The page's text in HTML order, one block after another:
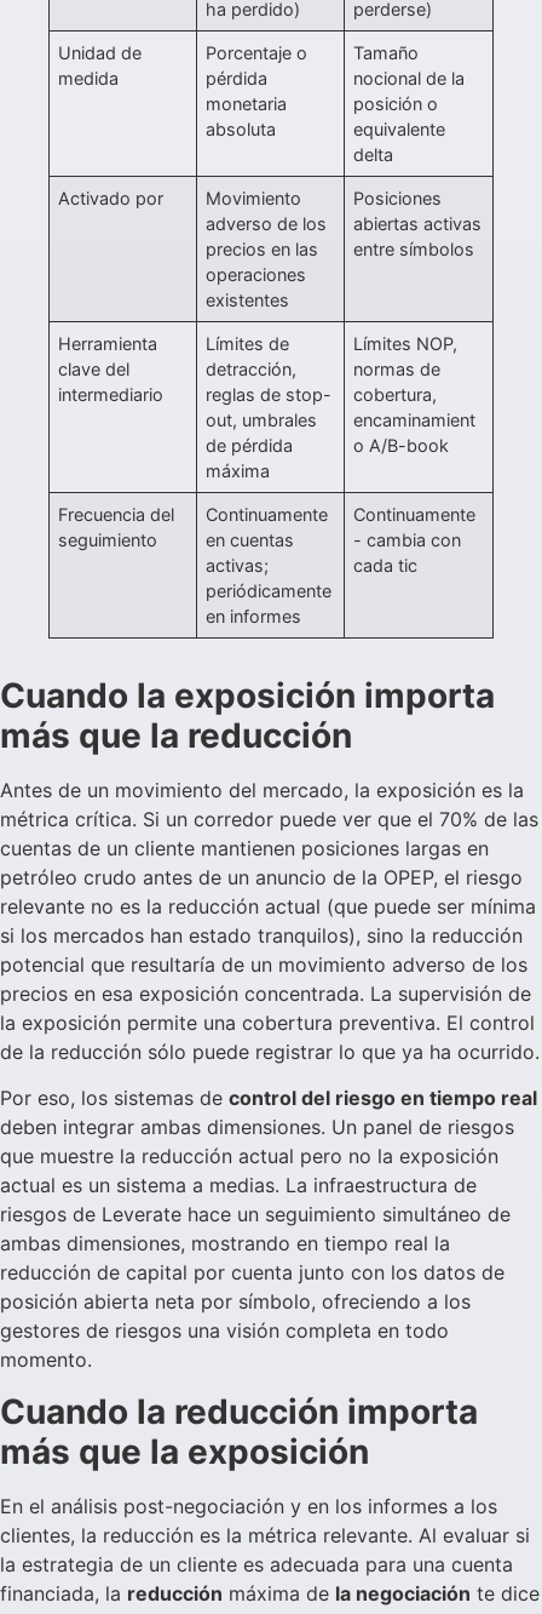
ha perdido)
perderse)
Unidad de
medida
Porcentaje o
pérdida
monetaria
absoluta
Tamaño
nocional de la
posición o
equivalente
delta
Activado por
Movimiento
adverso de los
precios en las
operaciones
existentes
Posiciones
abiertas activas
entre símbolos
Herramienta
clave del
intermediario
Límites de
detracción,
reglas de stop-
out, umbrales
de pérdida
máxima
Límites NOP,
normas de
cobertura,
encaminamient
o A/B-book
Frecuencia del
seguimiento
Continuamente
en cuentas
activas;
periódicamente
en informes
Continuamente
- cambia con
cada tic
Cuando la exposición importa
más que la reducción
Antes de un movimiento del mercado, la exposición es la
métrica crítica. Si un corredor puede ver que el 70% de las
cuentas de un cliente mantienen posiciones largas en
petróleo crudo antes de un anuncio de la OPEP, el riesgo
relevante no es la reducción actual (que puede ser mínima
si los mercados han estado tranquilos), sino la reducción
potencial que resultaría de un movimiento adverso de los
precios en esa exposición concentrada. La supervisión de
la exposición permite una cobertura preventiva. El control
de la reducción sólo puede registrar lo que ya ha ocurrido.
Por eso, los sistemas de control del riesgo en tiempo real
deben integrar ambas dimensiones. Un panel de riesgos
que muestre la reducción actual pero no la exposición
actual es un sistema a medias. La infraestructura de
riesgos de Leverate hace un seguimiento simultáneo de
ambas dimensiones, mostrando en tiempo real la
reducción de capital por cuenta junto con los datos de
posición abierta neta por símbolo, ofreciendo a los
gestores de riesgos una visión completa en todo
momento.
Cuando la reducción importa
más que la exposición
En el análisis post-negociación y en los informes a los
clientes, la reducción es la métrica relevante. Al evaluar si
la estrategia de un cliente es adecuada para una cuenta
financiada, la reducción máxima de la negociación te dice